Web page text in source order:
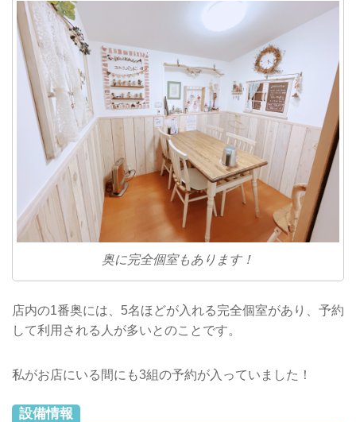
奥に完全個室もあります！
店内の1番奥には、5名ほどが入れる完全個室があり、予約
して利用される人が多いとのことです。
私がお店にいる間にも3組の予約が入っていました！
設備情報